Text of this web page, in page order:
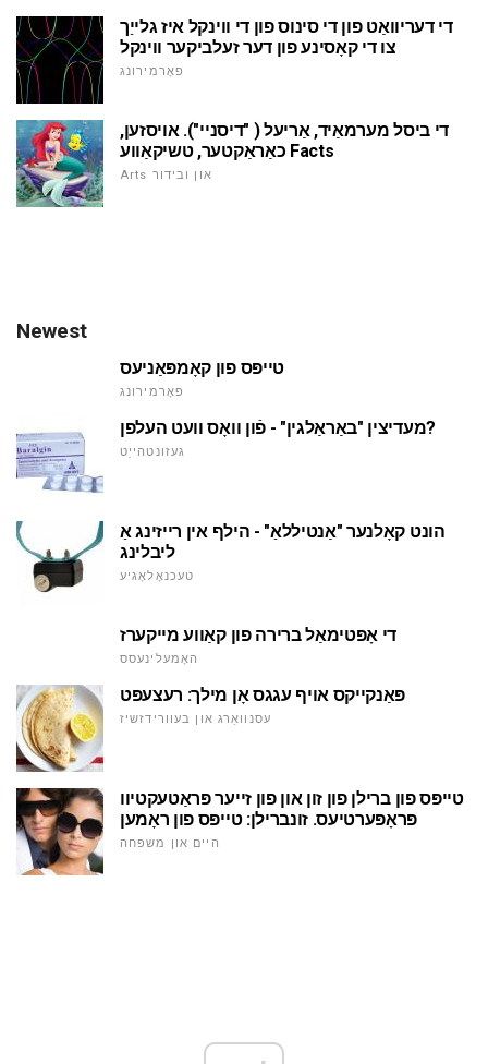
די דעריוואַט פון די סינוס פון די ווינקל איז גלייַך
צו די קאָסינע פון דער זעלביקער ווינקל
פאָרמירונג
די ביסל מערמאַיד, אַריעל ( "דיסניי"). אויסזען,
כאַראַקטער, טשיקאַווע Facts
Arts און ובידור
Newest
טייפּס פון קאָמפּאַניעס
פאָרמירונג
מעדיצין "באַראַלגין" - פֿון וואָס וועט העלפן?
געזונטהייַט
הונט קאָלנער "אַנטיללאַ" - הילף אין רייזינג אַ
ליבלינג
טעכנאָלאָגיע
די אָפּטימאַל ברירה פון קאַווע מייקערז
האָמעלינעסס
פּאַנקייקס אויף עגגס אָן מילך: רעצעפּט
עסנוואַרג און בעוורידזשיז
טייפּס פון ברילן פון זון און פון זייער פּראַטעקטיוו
פּראָפּערטיעס. זונברילן: טייפּס פון ראָמען
היים און משפּחה